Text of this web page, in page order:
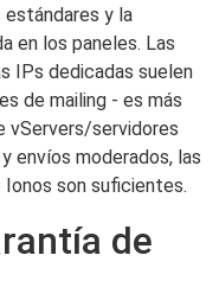
y la
en los paneles. Las
IPs dedicadas suelen
de mailing - es más
vServers/servidores
envíos moderados, las
son suficientes.
de